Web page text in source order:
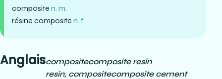
composite n. m.
résine composite n. f.
Anglaiscompositecomposite resin
resin, compositecomposite cement